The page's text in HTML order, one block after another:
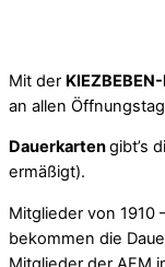
Mit der
an allen
Dauerkartengibt’s
ermäßigt).
Mitglieder von 1910
bekommen die